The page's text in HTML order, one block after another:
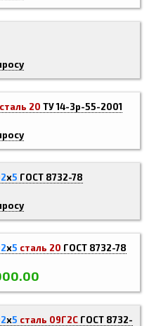
сталь 20 ТУ 14-3р-55-2001
х5 ГОСТ 8732-78
х5 сталь 20 ГОСТ 8732-78
х5 сталь 09Г2С ГОСТ 8732-